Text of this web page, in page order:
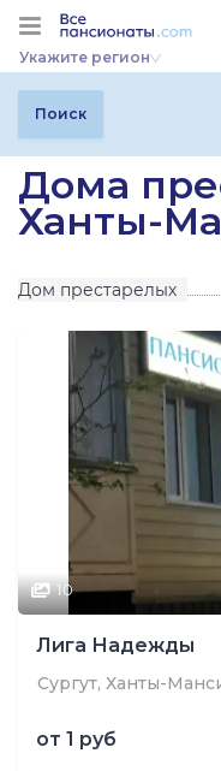
Укажите регион
Поиск
Дома
Ханты-
Дом престарелых
10
Лига Надежды
Сургут, Ханты-
от 1 руб